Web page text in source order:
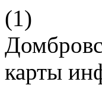
(1)
карты